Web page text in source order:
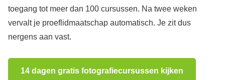
toegang tot meer dan 100 cursussen. Na twee weken
vervalt je proeflidmaatschap automatisch. Je zit dus
nergens aan vast.
14 dagen gratis fotografiecursussen kijken